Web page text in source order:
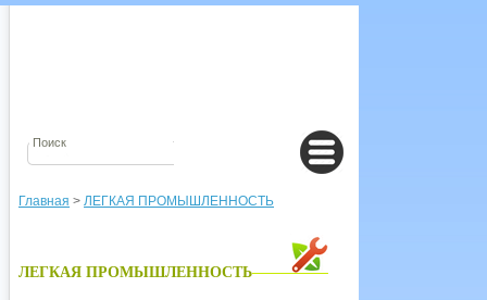
Главная > ЛЕГКАЯ ПРОМЫШЛЕННОСТЬ
ЛЕГКАЯ ПРОМЫШЛЕННОСТЬ